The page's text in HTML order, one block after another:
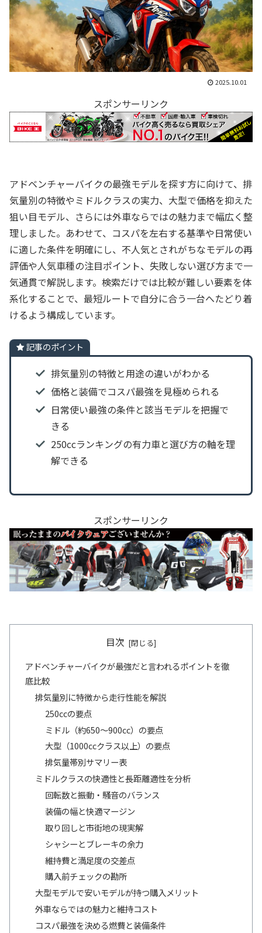
2025.10.01
スポンサーリンク
アドベンチャーバイクの最強モデルを探す方に向けて、排
気量別の特徴やミドルクラスの実力、大型で価格を抑えた
狙い目モデル、さらには外車ならではの魅力まで幅広く整
理しました。あわせて、コスパを左右する基準や日常使い
に適した条件を明確にし、不人気とされがちなモデルの再
評価や人気車種の注目ポイント、失敗しない選び方まで一
気通貫で解説します。検索だけでは比較が難しい要素を体
系化することで、最短ルートで自分に合う一台へたどり着
けるよう構成しています。
記事のポイント
排気量別の特徴と用途の違いがわかる
価格と装備でコスパ最強を見極められる
日常使い最強の条件と該当モデルを把握で
きる
250ccランキングの有力車と選び方の軸を理
解できる
スポンサーリンク
目次
アドベンチャーバイクが最強だと言われるポイントを徹
底比較
排気量別に特徴から走行性能を解説
250ccの要点
ミドル（約650〜900cc）の要点
大型（1000ccクラス以上）の要点
排気量帯別サマリー表
ミドルクラスの快適性と長距離適性を分析
回転数と振動・騒音のバランス
装備の幅と快適マージン
取り回しと市街地の現実解
シャシーとブレーキの余力
維持費と満足度の交差点
購入前チェックの勘所
大型モデルで安いモデルが持つ購入メリット
外車ならではの魅力と維持コスト
コスパ最強を決める燃費と装備条件